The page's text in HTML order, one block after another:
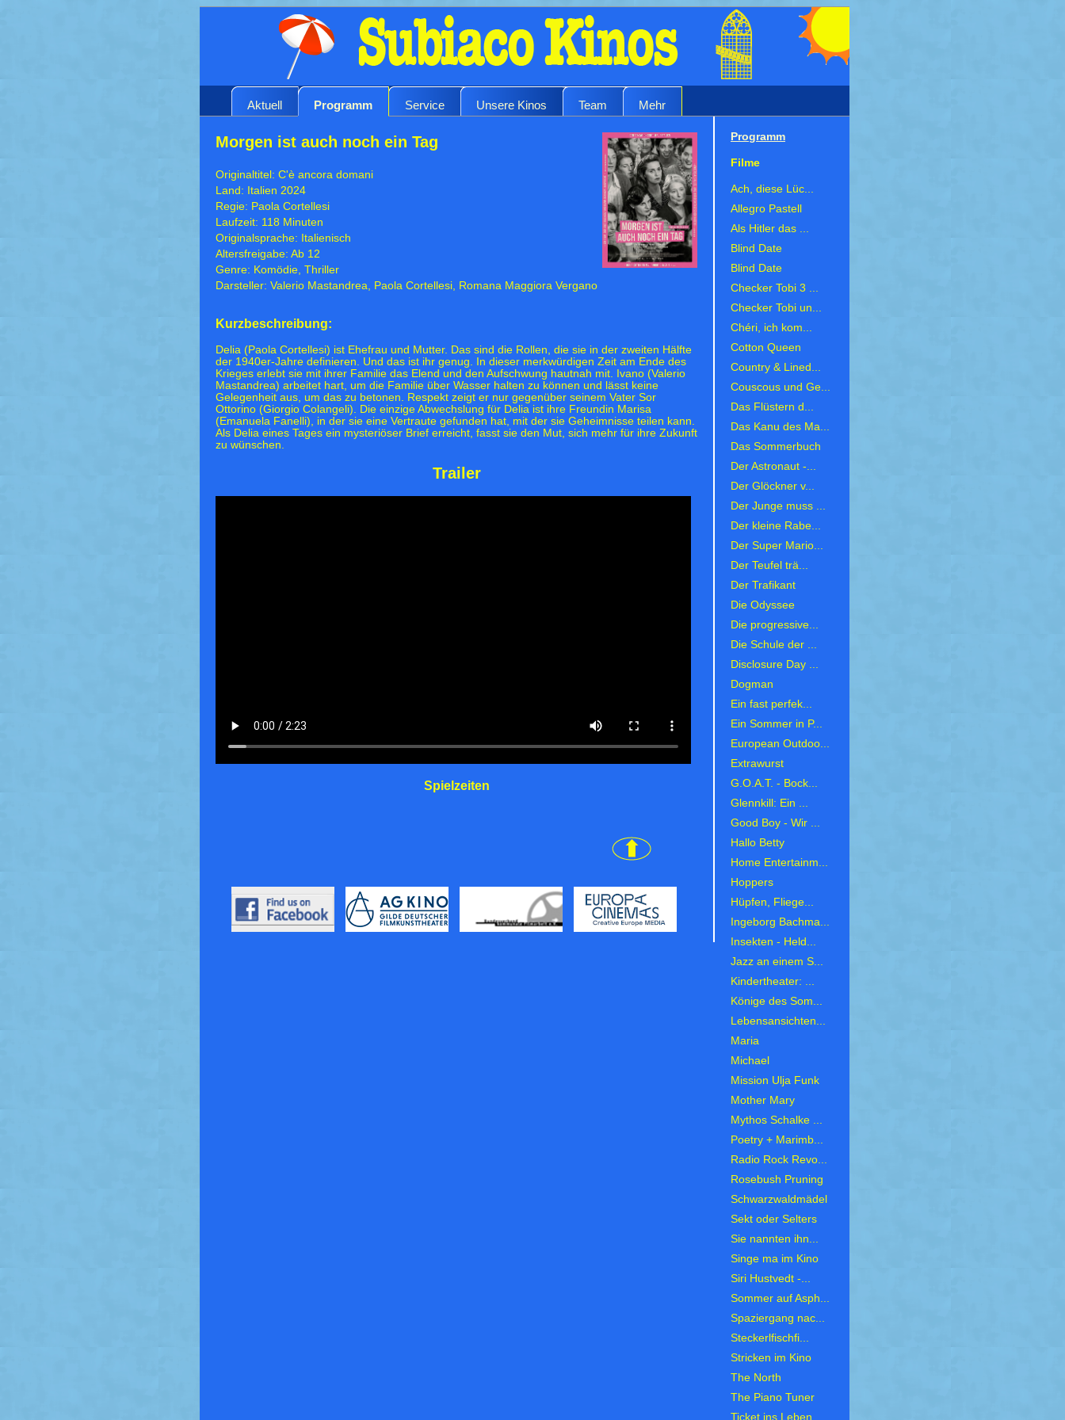
Aktuell Programm Service Unsere Kinos Team Mehr
Morgen ist auch noch ein Tag
Originaltitel: C'è ancora domani
Land: Italien 2024
Regie: Paola Cortellesi
Laufzeit: 118 Minuten
Originalsprache: Italienisch
Altersfreigabe: Ab 12
Genre: Komödie, Thriller
Darsteller: Valerio Mastandrea, Paola Cortellesi, Romana Maggiora Vergano
Kurzbeschreibung:
Delia (Paola Cortellesi) ist Ehefrau und Mutter. Das sind die Rollen, die sie in der zweiten Hälfte
der 1940er-Jahre definieren. Und das ist ihr genug. In dieser merkwürdigen Zeit am Ende des
Krieges erlebt sie mit ihrer Familie das Elend und den Aufschwung hautnah mit. Ivano (Valerio
Mastandrea) arbeitet hart, um die Familie über Wasser halten zu können und lässt keine
Gelegenheit aus, um das zu betonen. Respekt zeigt er nur gegenüber seinem Vater Sor
Ottorino (Giorgio Colangeli). Die einzige Abwechslung für Delia ist ihre Freundin Marisa
(Emanuela Fanelli), in der sie eine Vertraute gefunden hat, mit der sie Geheimnisse teilen kann.
Als Delia eines Tages ein mysteriöser Brief erreicht, fasst sie den Mut, sich mehr für ihre Zukunft
zu wünschen.
Trailer
Spielzeiten
Programm
Filme
Ach, diese Lüc...
Allegro Pastell
Als Hitler das ...
Blind Date
Blind Date
Checker Tobi 3 ...
Checker Tobi un...
Chéri, ich kom...
Cotton Queen
Country & Lined...
Couscous und Ge...
Das Flüstern d...
Das Kanu des Ma...
Das Sommerbuch
Der Astronaut -...
Der Glöckner v...
Der Junge muss ...
Der kleine Rabe...
Der Super Mario...
Der Teufel trä...
Der Trafikant
Die Odyssee
Die progressive...
Die Schule der ...
Disclosure Day ...
Dogman
Ein fast perfek...
Ein Sommer in P...
European Outdoo...
Extrawurst
G.O.A.T. - Bock...
Glennkill: Ein ...
Good Boy - Wir ...
Hallo Betty
Home Entertainm...
Hoppers
Hüpfen, Fliege...
Ingeborg Bachma...
Insekten - Held...
Jazz an einem S...
Kindertheater: ...
Könige des Som...
Lebensansichten...
Maria
Michael
Mission Ulja Funk
Mother Mary
Mythos Schalke ...
Poetry + Marimb...
Radio Rock Revo...
Rosebush Pruning
Schwarzwaldmädel
Sekt oder Selters
Sie nannten ihn...
Singe ma im Kino
Siri Hustvedt -...
Sommer auf Asph...
Spaziergang nac...
Steckerlfischfi...
Stricken im Kino
The North
The Piano Tuner
Ticket ins Leben